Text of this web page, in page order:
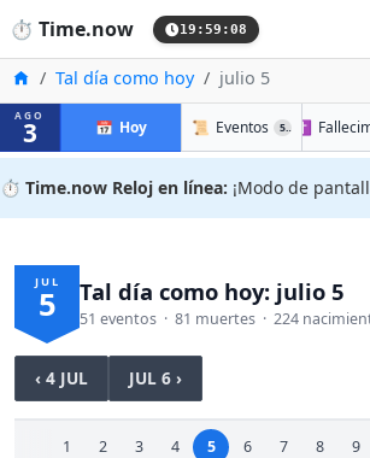
⏱️ Time.now 19:59:09
InicioTal día como hoy julio 5
AGO
3 📅 Hoy 📜 Eventos 51 ✝️
⏱️ Time.now Reloj en línea: ¡Modo de pantalla
JUL
5 Tal día como hoy: julio 5
51 eventos · 81 muertes · 224
‹ 4 JUL JUL 6 ›
1 2 3 4 5 6 7 8 9